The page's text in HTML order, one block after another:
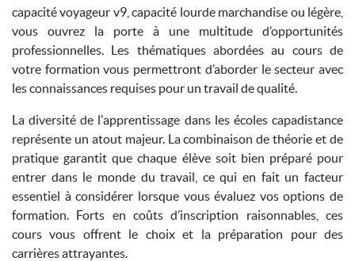
capacité voyageur v9, capacité lourde marchandise ou légère,
vous ouvrez la porte à une multitude d’opportunités
professionnelles. Les thématiques abordées au cours de
votre formation vous permettront d’aborder le secteur avec
les connaissances requises pour un travail de qualité.
La diversité de l'apprentissage dans les écoles capadistance
représente un atout majeur. La combinaison de théorie et de
pratique garantit que chaque élève soit bien préparé pour
entrer dans le monde du travail, ce qui en fait un facteur
essentiel à considérer lorsque vous évaluez vos options de
formation. Forts en coûts d’inscription raisonnables, ces
cours vous offrent le choix et la préparation pour des
carrières attrayantes.